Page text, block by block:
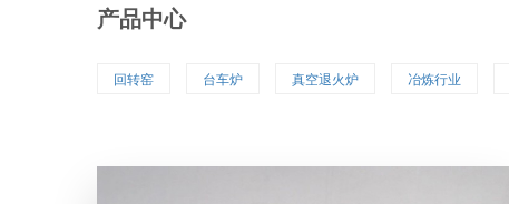
产品中心
回转窑 台车炉 真空退火炉 冶炼行业